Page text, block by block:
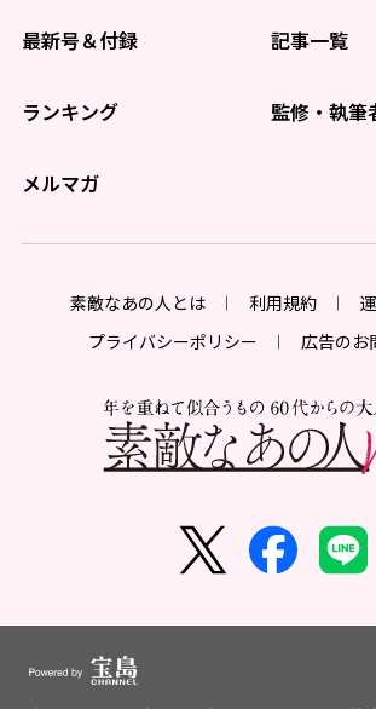
最新号＆付録 記事一覧
ランキング 監修・執筆
メルマガ
素敵なあの人とは 利用規約
プライバシーポリシー
広告のお